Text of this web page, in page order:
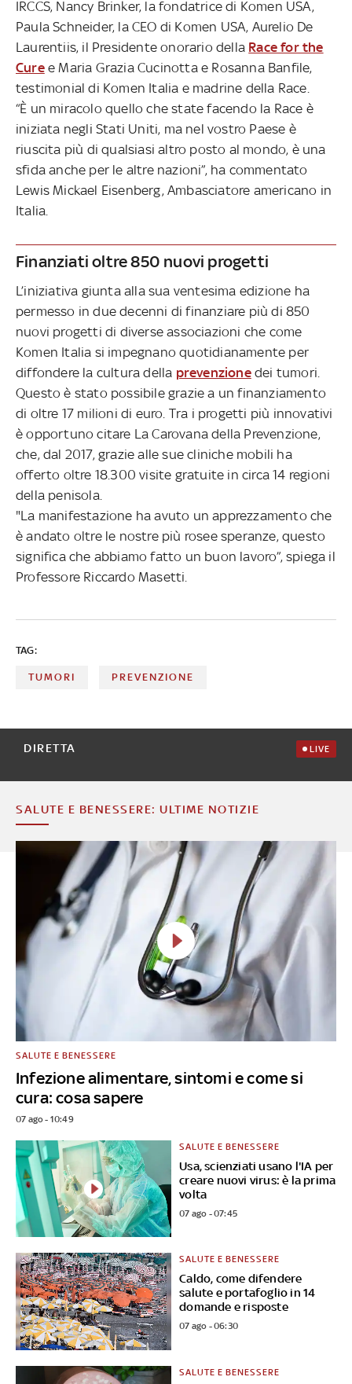
IRCCS, Nancy Brinker, la fondatrice di Komen USA,
Paula Schneider, la CEO di Komen USA, Aurelio De
Laurentiis, il Presidente onorario della Race for the
Curee Maria Grazia Cucinotta e Rosanna Banfile,
testimonial di Komen Italia e madrine della Race.
“È un miracolo quello che state facendo la Race è
iniziata negli Stati Uniti, ma nel vostro Paese è
riuscita più di qualsiasi altro posto al mondo, è una
sfida anche per le altre nazioni”, ha commentato
Lewis Mickael Eisenberg, Ambasciatore americano in
Italia.
Finanziati oltre 850 nuovi progetti
L’iniziativa giunta alla sua ventesima edizione ha
permesso in due decenni di finanziare più di 850
nuovi progetti di diverse associazioni che come
Komen Italia si impegnano quotidianamente per
diffondere la cultura della prevenzionedei tumori.
Questo è stato possibile grazie a un finanziamento
di oltre 17 milioni di euro. Tra i progetti più innovativi
è opportuno citare La Carovana della Prevenzione,
che, dal 2017, grazie alle sue cliniche mobili ha
offerto oltre 18.300 visite gratuite in circa 14 regioni
della penisola.
"La manifestazione ha avuto un apprezzamento che
è andato oltre le nostre più rosee speranze, questo
significa che abbiamo fatto un buon lavoro”, spiega il
Professore Riccardo Masetti.
TAG:
TUMORI PREVENZIONE
DIRETTA LIVE
SALUTE E BENESSERE: ULTIME NOTIZIE
Infezione alimentare, sintomi e come si
cura: cosa sapere
SALUTE E BENESSERE
07 ago - 10:49
Usa, scienziati usano l'IA per
creare nuovi virus: è la prima
volta
SALUTE E BENESSERE
07 ago - 07:45
Caldo, come difendere
salute e portafoglio in 14
domande e risposte
SALUTE E BENESSERE
07 ago - 06:30
SALUTE E BENESSERE